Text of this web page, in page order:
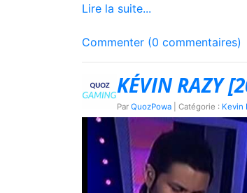
Lire la suite...
Commenter (0 commentaires)
KÉVIN RAZY
Par QuozPowa | Catégorie : Kevin